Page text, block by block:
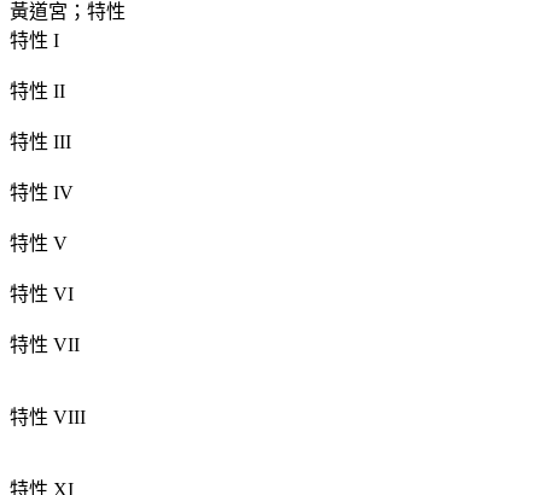
黃道宮；特性
特性 I
特性 II
特性 III
特性 IV
特性 V
特性 VI
特性 VII
特性 VIII
特性 XI